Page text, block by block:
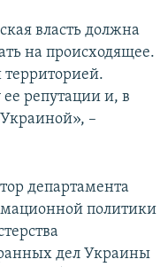
власть должна
на происходящее.
территорией.
репутации и, в
–
департамента
политики
дел Украины